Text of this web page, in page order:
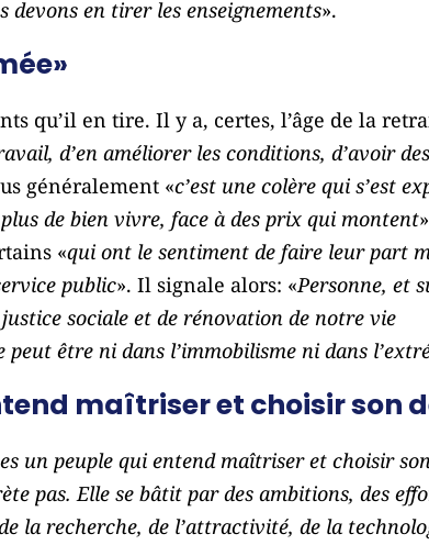
devons en tirer les enseignements».
qu’il en tire. Il y a, certes, l’âge de la
d’en améliorer les conditions, d’avoir
généralement «c’est une colère qui s’est
de bien vivre, face à des prix qui montent
«qui ont le sentiment de faire leur part
public». Il signale alors: «Personne, et
sociale et de rénovation de notre vie
peut être ni dans l’immobilisme ni dans
maîtriser et choisir son
un peuple qui entend maîtriser et choisir
pas. Elle se bâtit par des ambitions, des
la recherche, de l’attractivité, de la